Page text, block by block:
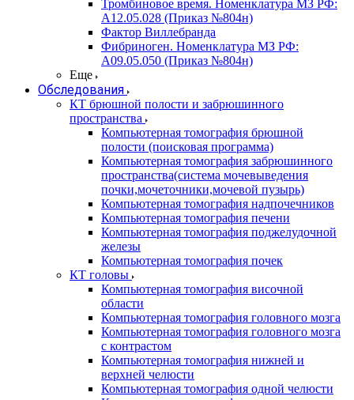
Тромбиновое время. Номенклатура МЗ РФ:
A12.05.028 (Приказ №804н)
Фактор Виллебранда
Фибриноген. Номенклатура МЗ РФ:
A09.05.050 (Приказ №804н)
Еще
Обследования
КТ брюшной полости и забрюшинного
пространства
Компьютерная томография брюшной
полости (поисковая программа)
Компьютерная томография забрюшинного
пространства(система мочевыведения
почки,мочеточники,мочевой пузырь)
Компьютерная томография надпочечников
Компьютерная томография печени
Компьютерная томография поджелудочной
железы
Компьютерная томография почек
КТ головы
Компьютерная томография височной
области
Компьютерная томография головного мозга
Компьютерная томография головного мозга
с контрастом
Компьютерная томография нижней и
верхней челюсти
Компьютерная томография одной челюсти